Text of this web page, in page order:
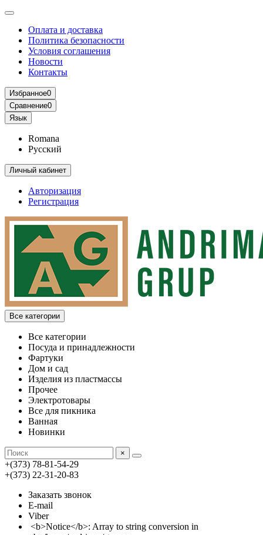
Оплата и доставка
Политика безопасности
Условия соглашения
Новости
Контакты
Избранное0
Сравнение0
Язык
Romana
Русский
Личный кабинет
Авторизация
Регистрация
Все категории
Все категории
Посуда и принадлежности
Фартуки
Дом и сад
Изделия из пластмассы
Прочее
Электротовары
Все для пикника
Ванная
Новинки
×
+(373) 78-81-54-29
+(373) 22-31-20-83
Заказать звонок
E-mail
Viber
<b>Notice</b>: Array to string conversion in